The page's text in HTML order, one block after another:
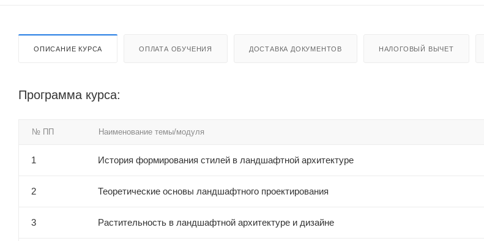
ОПИСАНИЕ КУРСА ОПЛАТА ОБУЧЕНИЯ ДОСТАВКА ДОКУМЕНТОВ НАЛОГОВЫЙ ВЫЧЕТ
Программа курса:
№ ПП Наименование темы/модуля
1 История формирования стилей в ландшафтной архитектуре
2 Теоретические основы ландшафтного проектирования
3 Растительность в ландшафтной архитектуре и дизайне